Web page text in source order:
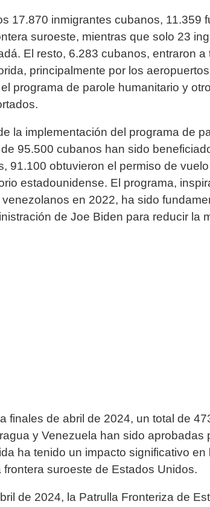
17.870 inmigrantes cubanos, 11.359
suroeste, mientras que solo 23
El resto, 6.283 cubanos, entraron
principalmente por los
programa de parole humanitario y
la implementación del programa de
95.500 cubanos han sido
91.100 obtuvieron el permiso de
estadounidense. El programa,
venezolanos en 2022, ha sido
de Joe Biden para reducir la
finales de abril de 2024, un total de
y Venezuela han sido aprobadas
ha tenido un impacto significativo
frontera suroeste de Estados Unidos.
de 2024, la Patrulla Fronteriza de